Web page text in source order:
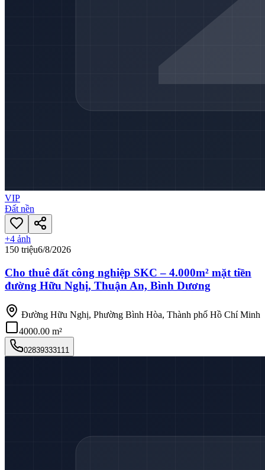
VIP
Đất nền
+4 ảnh
150 triệu6/8/2026
Cho thuê đất công nghiệp SKC – 4.000m² mặt tiền
đường Hữu Nghị, Thuận An, Bình Dương
Đường Hữu Nghị, Phường Bình Hòa, Thành phố Hồ Chí Minh
4000.00 m²
02839333111